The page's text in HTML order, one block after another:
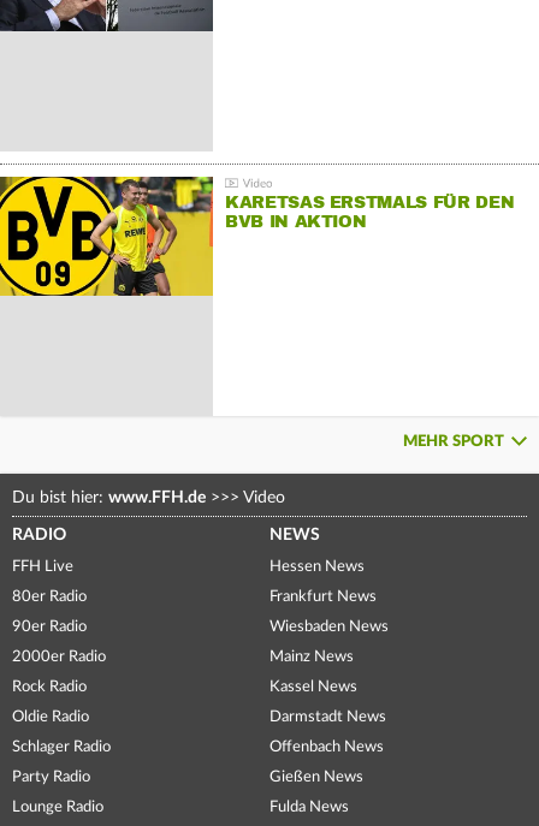
KARETSAS ERSTMALS FÜR DEN
BVB IN AKTION
MEHR SPORT
Du bist hier: www.FFH.de >>> Video
RADIO
FFH Live
80er Radio
90er Radio
2000er Radio
Rock Radio
Oldie Radio
Schlager Radio
Party Radio
Lounge Radio
NEWS
Hessen News
Frankfurt News
Wiesbaden News
Mainz News
Kassel News
Darmstadt News
Offenbach News
Gießen News
Fulda News